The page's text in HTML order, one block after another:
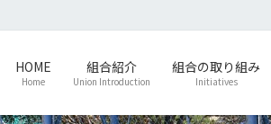
HOME
Home
組合紹介
Union Introduction
組合の取り組み
Initiatives